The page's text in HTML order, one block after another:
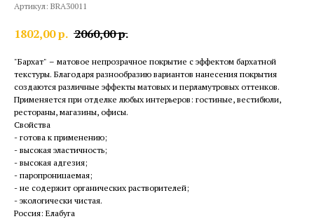
Артикул: BRA30011
1802,00р. 2060,00р.
"Бархат" – матовое непрозрачное покрытие с эффектом бархатной
текстуры. Благодаря разнообразию вариантов нанесения покрытия
создаются различные эффекты матовых и перламутровых оттенков.
Применяется при отделке любых интерьеров: гостиные, вестибюли,
рестораны, магазины, офисы.
Свойства
- готова к применению;
- высокая эластичность;
- высокая адгезия;
- паропроницаемая;
- не содержит органических растворителей;
- экологически чистая.
Россия: Елабуга